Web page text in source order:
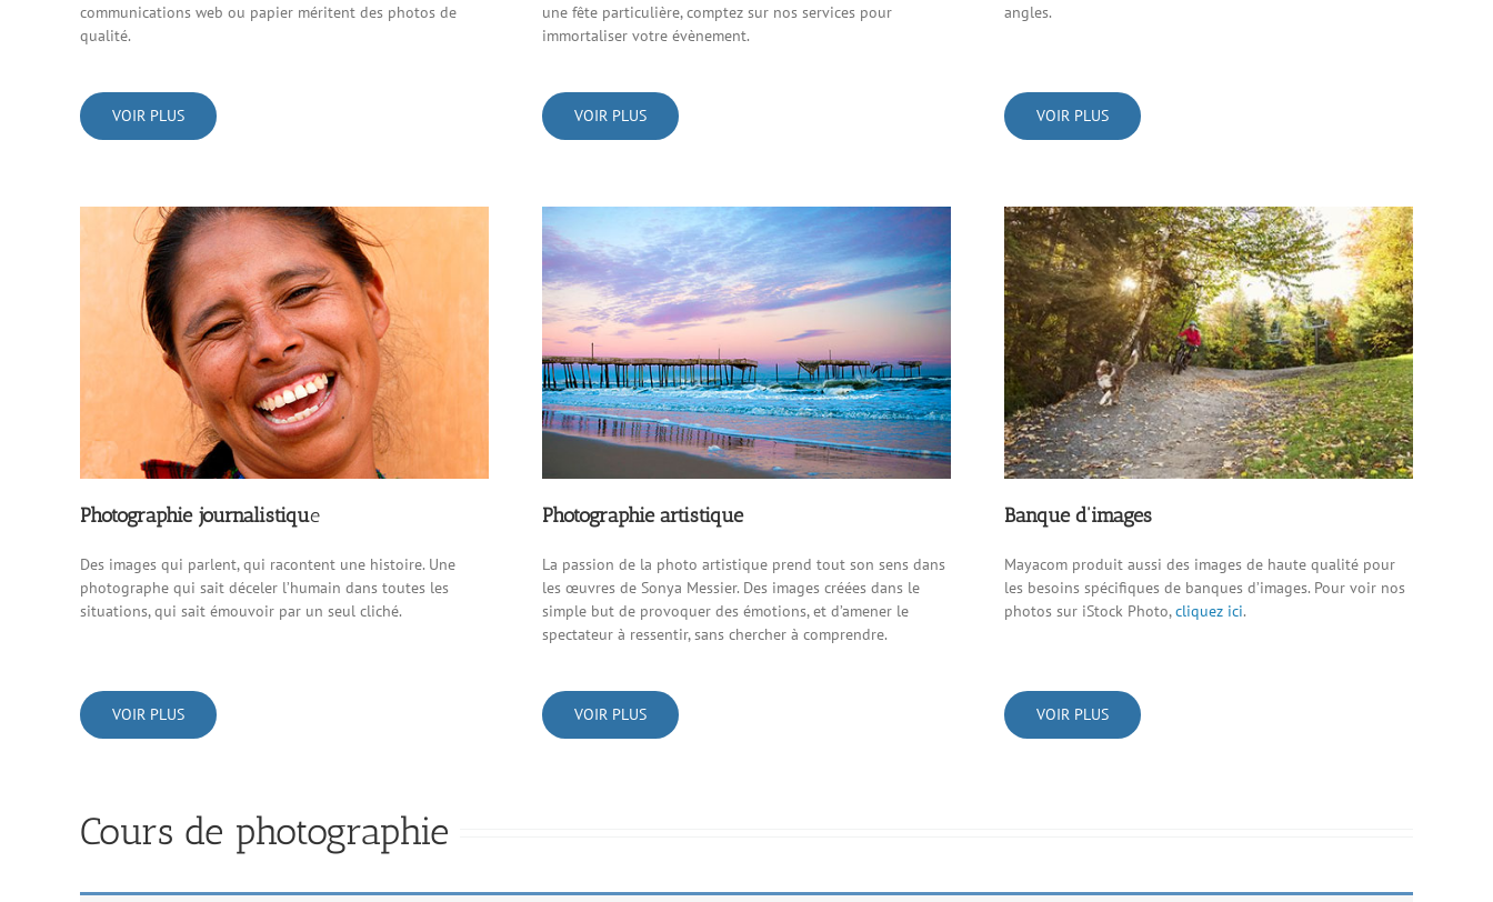
communications web ou papier méritent des photos de
qualité.
une fête particulière, comptez sur nos services pour
immortaliser votre évènement.
angles.
VOIR PLUS VOIR PLUS VOIR PLUS
Photographie journalistique
Des images qui parlent, qui racontent une histoire. Une
photographe qui sait déceler l’humain dans toutes les
situations, qui sait émouvoir par un seul cliché.
Photographie artistique
La passion de la photo artistique prend tout son sens dans
les œuvres de Sonya Messier. Des images créées dans le
simple but de provoquer des émotions, et d’amener le
spectateur à ressentir, sans chercher à comprendre.
Banque d’images
Mayacom produit aussi des images de haute qualité pour
les besoins spécifiques de banques d’images. Pour voir nos
photos sur iStock Photo,cliquez ici.
VOIR PLUS VOIR PLUS VOIR PLUS
Cours de photographie